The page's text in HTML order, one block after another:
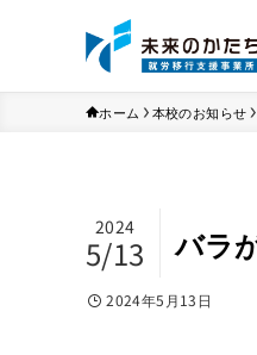
ホーム 本校のお知らせ
バラ
2024
5/13
2024年5月13日